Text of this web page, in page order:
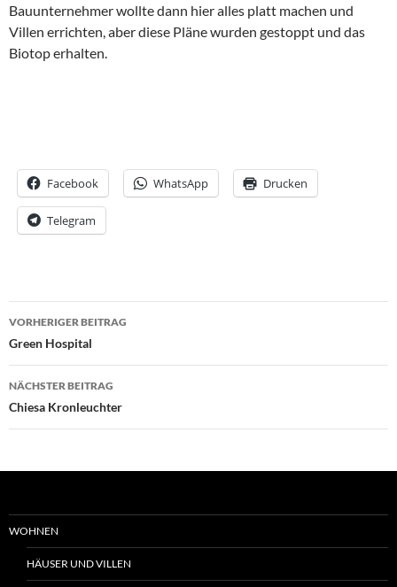
Bauunternehmer wollte dann hier alles platt machen und
Villen errichten, aber diese Pläne wurden gestoppt und das
Biotop erhalten.
Facebook WhatsApp Drucken
Telegram
Beitrags-
Navigation
VORHERIGER BEITRAG
Green Hospital
NÄCHSTER BEITRAG
Chiesa Kronleuchter
WOHNEN
HÄUSER UND VILLEN